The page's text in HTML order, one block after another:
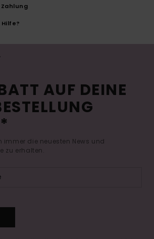
AUF DEINE
immer die neuesten News und
zu erhalten.